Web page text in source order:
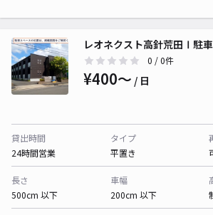
レオネクスト高針荒田Ⅰ駐車
0 / 0件
¥400〜 / 日
貸出時間
24時間営業
タイプ
平置き
長さ
500cm 以下
車幅
200cm 以下